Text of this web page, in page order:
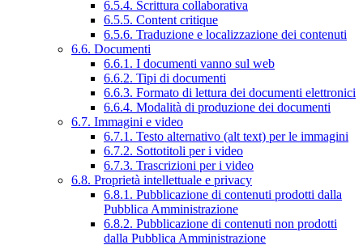
6.5.4. Scrittura collaborativa
6.5.5. Content critique
6.5.6. Traduzione e localizzazione dei contenuti
6.6. Documenti
6.6.1. I documenti vanno sul web
6.6.2. Tipi di documenti
6.6.3. Formato di lettura dei documenti elettronici
6.6.4. Modalità di produzione dei documenti
6.7. Immagini e video
6.7.1. Testo alternativo (alt text) per le immagini
6.7.2. Sottotitoli per i video
6.7.3. Trascrizioni per i video
6.8. Proprietà intellettuale e privacy
6.8.1. Pubblicazione di contenuti prodotti dalla
Pubblica Amministrazione
6.8.2. Pubblicazione di contenuti non prodotti
dalla Pubblica Amministrazione